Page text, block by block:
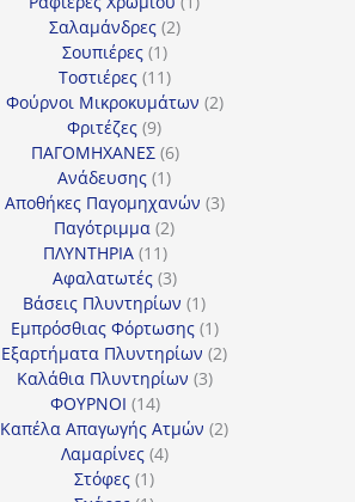
Σαλαμάνδρες 22
Σουπιέρες 11
προϊόν
Τοστιέρες 1111
προϊόντα
Φούρνοι Μικροκυμάτων 22
Φριτέζες 99
προϊόντα
ΠΑΓΟΜΗΧΑΝΕΣ 66
Ανάδευσης 11
προϊόν
Αποθήκες Παγομηχανών 33
Παγότριμμα 22
ΠΛΥΝΤΗΡΙΑ 1111
προϊόντα
Αφαλατωτές 33
προϊόντα
Βάσεις Πλυντηρίων 11
προϊόν
Εμπρόσθιας Φόρτωσης 11
προϊόν
Εξαρτήματα Πλυντηρίων 22
Καλάθια Πλυντηρίων 33
ΦΟΥΡΝΟΙ 1414
προϊόντα
Καπέλα Απαγωγής Ατμών 22
Λαμαρίνες 44
Στόφες 11